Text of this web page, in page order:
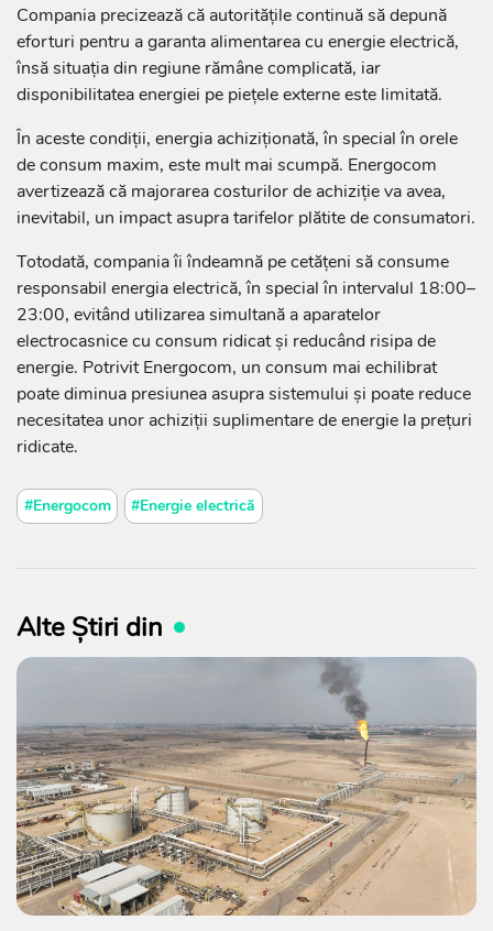
Compania precizează că autoritățile continuă să depună
eforturi pentru a garanta alimentarea cu energie electrică,
însă situația din regiune rămâne complicată, iar
disponibilitatea energiei pe piețele externe este limitată.
În aceste condiții, energia achiziționată, în special în orele
de consum maxim, este mult mai scumpă. Energocom
avertizează că majorarea costurilor de achiziție va avea,
inevitabil, un impact asupra tarifelor plătite de consumatori.
Totodată, compania îi îndeamnă pe cetățeni să consume
responsabil energia electrică, în special în intervalul 18:00–
23:00, evitând utilizarea simultană a aparatelor
electrocasnice cu consum ridicat și reducând risipa de
energie. Potrivit Energocom, un consum mai echilibrat
poate diminua presiunea asupra sistemului și poate reduce
necesitatea unor achiziții suplimentare de energie la prețuri
ridicate.
#Energocom #Energie electrică
Alte Știri din